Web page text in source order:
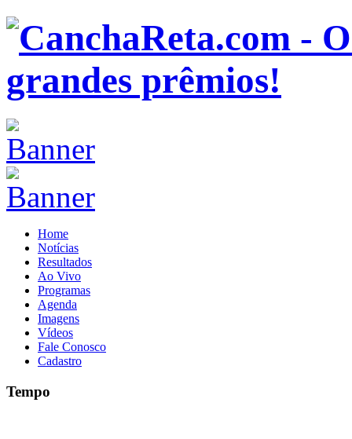
Home
Notícias
Resultados
Ao Vivo
Programas
Agenda
Imagens
Vídeos
Fale Conosco
Cadastro
Tempo